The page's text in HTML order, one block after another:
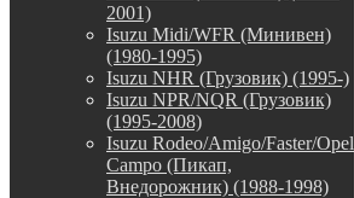
2001)
Isuzu Midi/WFR (Минивен)
(1980-1995)
Isuzu NHR (Грузовик) (1995-)
Isuzu NPR/NQR (Грузовик)
(1995-2008)
Isuzu Rodeo/Amigo/Faster/Opel
Campo (Пикап,
Внедорожник) (1988-1998)